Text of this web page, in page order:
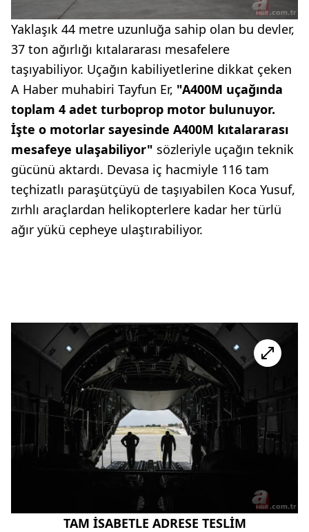
Yaklaşık 44 metre uzunluğa sahip olan bu devler,
37 ton ağırlığı kıtalararası mesafelere
taşıyabiliyor. Uçağın kabiliyetlerine dikkat çeken
A Haber muhabiri Tayfun Er, "A400M uçağında
toplam 4 adet turboprop motor bulunuyor.
İşte o motorlar sayesinde A400M kıtalararası
mesafeye ulaşabiliyor" sözleriyle uçağın teknik
gücünü aktardı. Devasa iç hacmiyle 116 tam
teçhizatlı paraşütçüyü de taşıyabilen Koca Yusuf,
zırhlı araçlardan helikopterlere kadar her türlü
ağır yükü cepheye ulaştırabiliyor.
TAM İSABETLE ADRESE TESLİM